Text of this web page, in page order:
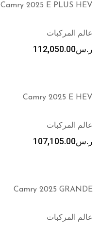
Camry 2025 E PLUS HEV
عالم المركبات
ر.س112,050.00
Camry 2025 E HEV
عالم المركبات
ر.س107,105.00
Camry 2025 GRANDE
عالم المركبات